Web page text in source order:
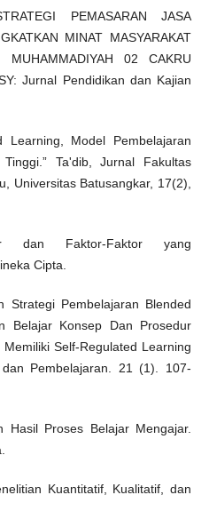
PEMASARAN JASA
MINAT MASYARAKAT
MUHAMMADIYAH 02 CAKRU
Jurnal Pendidikan dan Kajian
Learning, Model Pembelajaran
Ta'dib, Jurnal Fakultas
Universitas Batusangkar, 17(2),
dan Faktor-Faktor yang
Cipta.
Strategi Pembelajaran Blended
Belajar Konsep Dan Prosedur
Self-Regulated Learning
Pembelajaran. 21 (1). 107-
Hasil Proses Belajar Mengajar.
Kuantitatif, Kualitatif, dan